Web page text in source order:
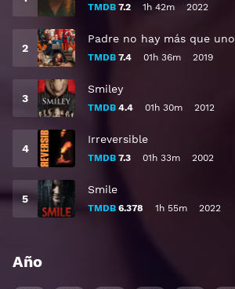
TMDB 7.2 1h 42m 2022
Padre no hay más que uno
TMDB 7.4 01h 36m 2019
Smiley
TMDB 4.4 01h 30m 2012
Irreversible
TMDB 7.3 01h 33m 2002
Smile
TMDB 6.378 1h 55m 2022
Año